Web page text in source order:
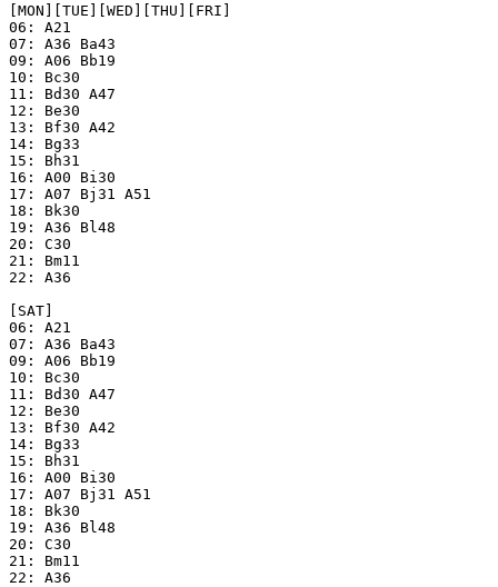
[MON][TUE][WED][THU][FRI]
06: A21
07: A36 Ba43
09: A06 Bb19
10: Bc30
11: Bd30 A47
12: Be30
13: Bf30 A42
14: Bg33
15: Bh31
16: A00 Bi30
17: A07 Bj31 A51
18: Bk30
19: A36 Bl48
20: C30
21: Bm11
22: A36
[SAT]
06: A21
07: A36 Ba43
09: A06 Bb19
10: Bc30
11: Bd30 A47
12: Be30
13: Bf30 A42
14: Bg33
15: Bh31
16: A00 Bi30
17: A07 Bj31 A51
18: Bk30
19: A36 Bl48
20: C30
21: Bm11
22: A36